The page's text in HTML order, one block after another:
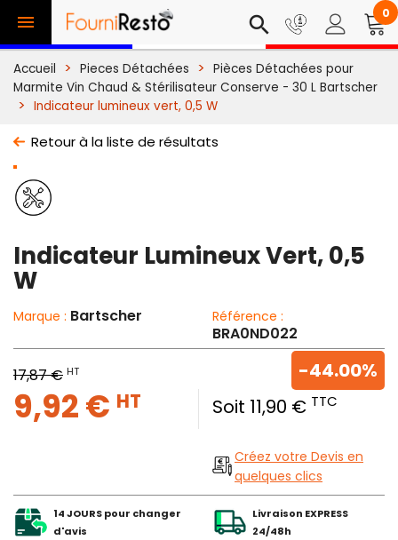
 search 0
Accueil Pieces Détachées
Pièces Détachées pour
Marmite Vin Chaud & Stérilisateur Conserve - 30 L Bartscher
Indicateur lumineux vert, 0,5 W
Retour à la liste de résultats
Indicateur Lumineux Vert, 0,5
W
Marque : Bartscher Référence :
BRA0ND022
17,87 € HT
9,92 € HT Soit 11,90 € TTC
-44.00%
Créez votre Devis en
quelques clics
14 JOURS pour changer
d'avis
Livraison EXPRESS
24/48h